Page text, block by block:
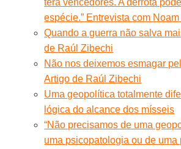
espécie.” Entrevista com
Quando a guerra não salva
de Raúl Zibechi
Não nos deixemos esmagar
Artigo de Raúl Zibechi
Uma geopolítica totalmente
lógica do alcance dos mísseis
“Não precisamos de uma
uma psicopatologia ou de uma